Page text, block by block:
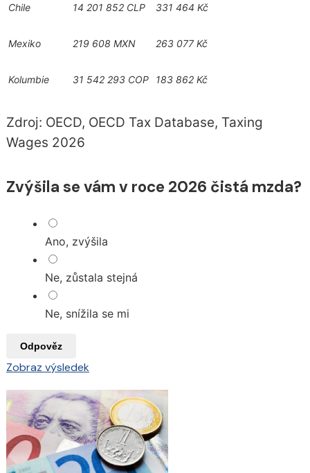
Chile 14 201 852 CLP 331 464 Kč
Mexiko 219 608 MXN 263 077 Kč
Kolumbie 31 542 293 COP 183 862 Kč
Zdroj: OECD, OECD Tax Database, Taxing
Wages 2026
Zvýšila se vám v roce 2026 čistá mzda?
Ano, zvýšila
Ne, zůstala stejná
Ne, snížila se mi
Odpověz
Zobraz výsledek